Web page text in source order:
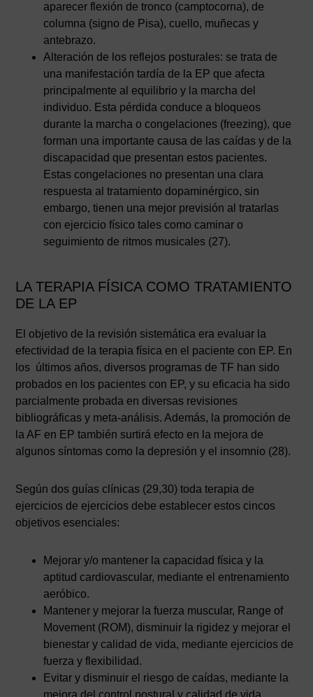
aparecer flexión de tronco (camptocorna), de
columna (signo de Pisa), cuello, muñecas y
antebrazo.
Alteración de los reflejos posturales: se trata de
una manifestación tardía de la EP que afecta
principalmente al equilibrio y la marcha del
individuo. Esta pérdida conduce a bloqueos
durante la marcha o congelaciones (freezing), que
forman una importante causa de las caídas y de la
discapacidad que presentan estos pacientes.
Estas congelaciones no presentan una clara
respuesta al tratamiento dopaminérgico, sin
embargo, tienen una mejor previsión al tratarlas
con ejercicio físico tales como caminar o
seguimiento de ritmos musicales (27).
LA TERAPIA FÍSICA COMO TRATAMIENTO
DE LA EP
El objetivo de la revisión sistemática era evaluar la
efectividad de la terapia física en el paciente con EP. En
los últimos años, diversos programas de TF han sido
probados en los pacientes con EP, y su eficacia ha sido
parcialmente probada en diversas revisiones
bibliográficas y meta-análisis. Además, la promoción de
la AF en EP también surtirá efecto en la mejora de
algunos síntomas como la depresión y el insomnio (28).
Según dos guías clínicas (29,30) toda terapia de
ejercicios de ejercicios debe establecer estos cincos
objetivos esenciales:
Mejorar y/o mantener la capacidad física y la
aptitud cardiovascular, mediante el entrenamiento
aeróbico.
Mantener y mejorar la fuerza muscular, Range of
Movement (ROM), disminuir la rigidez y mejorar el
bienestar y calidad de vida, mediante ejercicios de
fuerza y flexibilidad.
Evitar y disminuir el riesgo de caídas, mediante la
mejora del control postural y calidad de vida